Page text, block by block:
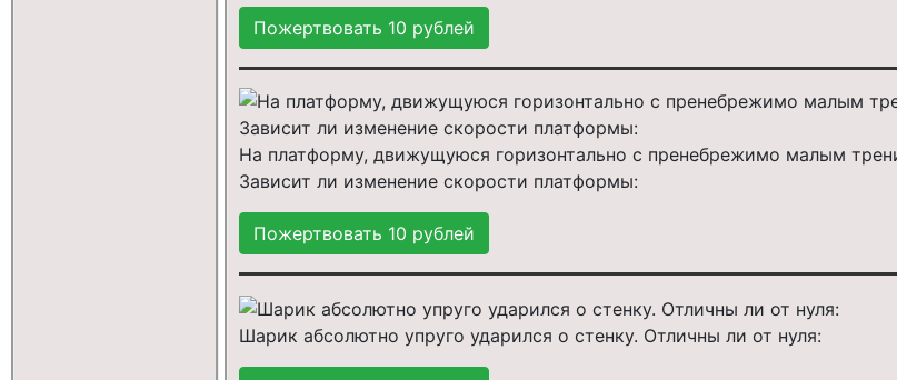
На платформу, движущуюся горизонтально с пренебрежимо малым
Зависит ли изменение скорости платформы:
Шарик абсолютно упруго ударился о стенку. Отличны ли от нуля: